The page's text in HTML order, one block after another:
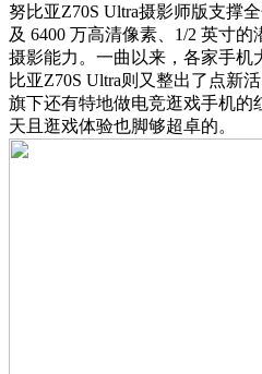
努比亚Z70S Ultra摄影师版支撑
及 6400 万高清像素、1/2 英寸
摄影能力。一曲以来，各家手机
比亚Z70S Ultra则又整出了点新
旗下还有特地做电竞逛戏手机的
天且逛戏体验也脚够超卓的。